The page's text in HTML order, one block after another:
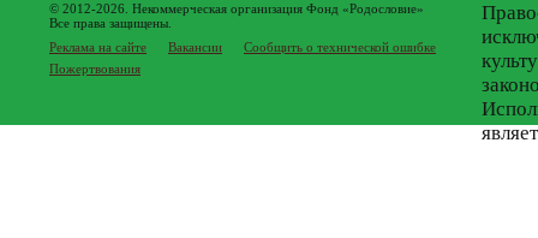
© 2012-2026. Некоммерческая организация Фонд «Родословие»
Все права защищены.
Реклама на сайте
Вакансии
Сообщить о технической ошибке
Пожертвования